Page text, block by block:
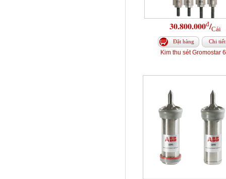
30.800.000đ/Cái
Đặt hàng Chi tiết
Kim thu sét Gromostar